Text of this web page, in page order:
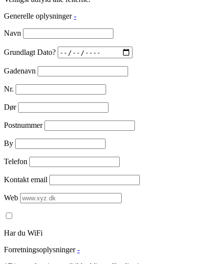
Generelle oplysninger -
Navn
Grundlagt Dato?
Gadenavn
Nr.
Dør
Postnummer
By
Telefon
Kontakt email
Web
Har du WiFi
Forretningsoplysninger -